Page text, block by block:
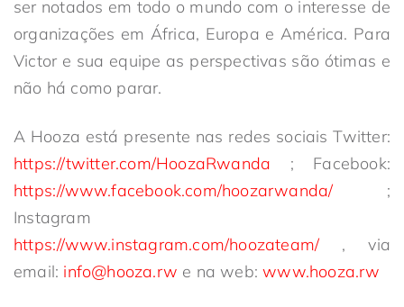
ser notados em todo o mundo com o interesse de
organizações em África, Europa e América. Para
Victor e sua equipe as perspectivas são ótimas e
não há como parar.
A Hooza está presente nas redes sociais Twitter:
https://twitter.com/HoozaRwanda ; Facebook:
https://www.facebook.com/hoozarwanda/;
Instagram
https://www.instagram.com/hoozateam/, via
email: info@hooza.rw e na web:www.hooza.rw